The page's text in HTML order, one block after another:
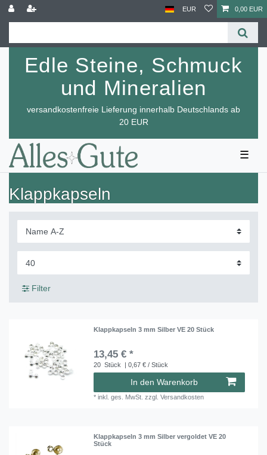
EUR 0,00 EUR
Edle Steine, Schmuck
und Mineralien
versandkostenfreie Lieferung innerhalb Deutschlands ab
20 EUR
☰
Klappkapseln
Filter
Klappkapseln 3 mm Silber VE 20 Stück
13,45 € *
20 Stück | 0,67 € / Stück
In den Warenkorb
*inkl. ges. MwSt. zzgl.Versandkosten
Klappkapseln 3 mm Silber vergoldet VE 20
Stück